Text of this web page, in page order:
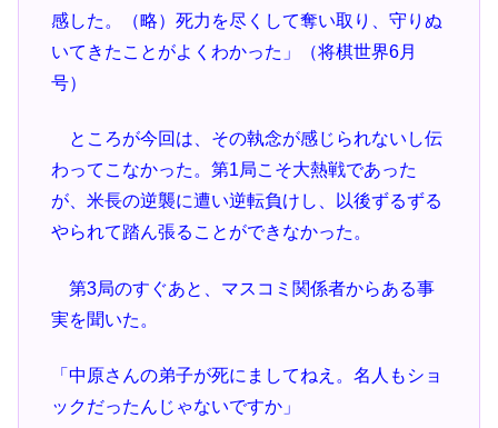
感した。（略）死力を尽くして奪い取り、守りぬ
いてきたことがよくわかった」（将棋世界6月
号）
ところが今回は、その執念が感じられないし伝
わってこなかった。第1局こそ大熱戦であった
が、米長の逆襲に遭い逆転負けし、以後ずるずる
やられて踏ん張ることができなかった。
第3局のすぐあと、マスコミ関係者からある事
実を聞いた。
「中原さんの弟子が死にましてねえ。名人もショ
ックだったんじゃないですか」